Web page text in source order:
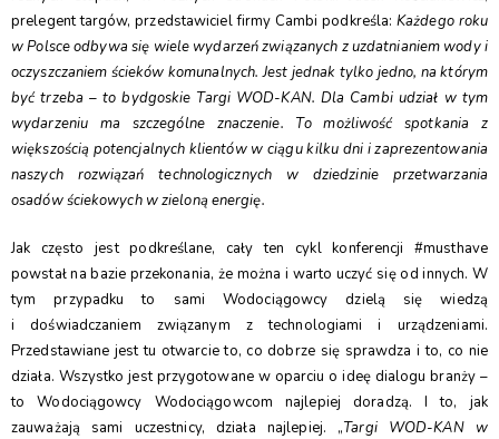
prelegent targów, przedstawiciel firmy Cambi podkreśla:Każdego roku
w Polsce odbywa się wiele wydarzeń związanych z uzdatnianiem wody i
oczyszczaniem ścieków komunalnych. Jest jednak tylko jedno, na którym
być trzeba – to bydgoskie Targi WOD-KAN. Dla Cambi udział w tym
wydarzeniu ma szczególne znaczenie. To możliwość spotkania z
większością potencjalnych klientów w ciągu kilku dni i zaprezentowania
naszych rozwiązań technologicznych w dziedzinie przetwarzania
osadów ściekowych w zieloną energię.
Jak często jest podkreślane, cały ten cykl konferencji #musthave
powstał na bazie przekonania, że można i warto uczyć się od innych. W
tym przypadku to sami Wodociągowcy dzielą się wiedzą
i doświadczaniem związanym z technologiami i urządzeniami.
Przedstawiane jest tu otwarcie to, co dobrze się sprawdza i to, co nie
działa. Wszystko jest przygotowane w oparciu o ideę dialogu branży –
to Wodociągowcy Wodociągowcom najlepiej doradzą. I to, jak
zauważają sami uczestnicy, działa najlepiej. „Targi WOD-KAN w